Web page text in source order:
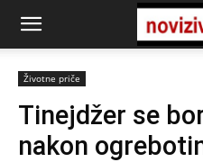
Životne priče
Tinejdžer se
nakon